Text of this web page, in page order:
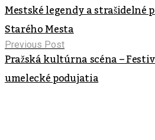
Mestské legendy a strašidelné
Starého Mesta
Previous Post
Pražská kultúrna scéna –
umelecké podujatia